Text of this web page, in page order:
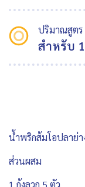
ปริมาณสูตร
สำหรับ
น้ำพริกส้มโอปลาย่า
ส่วนผสม
1 กุ้งลวก 5 ตัว